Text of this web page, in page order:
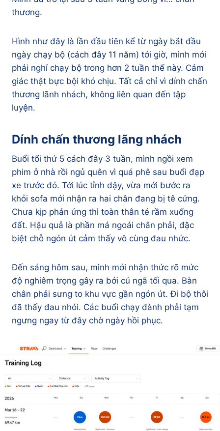
thương.
Hình như đây là lần đầu tiên kể từ ngày bắt đầu
ngày chạy bộ (cách đây 11 năm) tới giờ, mình mới
phải nghỉ chạy bộ trong hơn 2 tuần thế này. Cảm
giác thật bực bội khó chịu. Tất cả chỉ vì dính chấn
thương lãnh nhách, không liên quan đến tập
luyện.
Dính chấn thương lãng nhách
Buổi tối thứ 5 cách đây 3 tuần, mình ngồi xem
phim ở nhà rồi ngủ quên vì quá phê sau buổi đạp
xe trước đó. Tới lúc tỉnh dậy, vừa mới bước ra
khỏi sofa mới nhận ra hai chân đang bị tê cứng.
Chưa kịp phản ứng thì toàn thân té rầm xuống
đất. Hậu quả là phần má ngoái chân phải, đặc
biệt chỗ ngón út cảm thấy vô cùng đau nhức.
Đến sáng hôm sau, mình mới nhận thức rõ mức
độ nghiêm trọng gây ra bởi cú ngã tối qua. Bàn
chân phải sưng to khu vực gần ngón út. Đi bộ thôi
đã thấy đau nhói. Các buổi chạy đành phải tạm
ngưng ngay từ đây chờ ngày hồi phục.